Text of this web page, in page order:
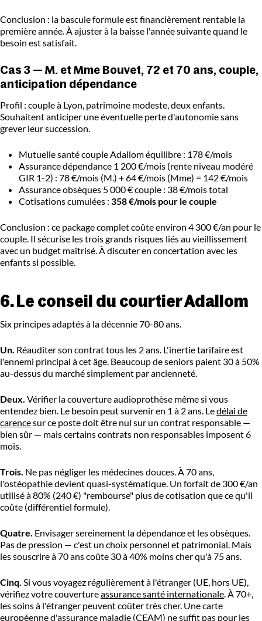
Conclusion : la bascule formule est financièrement rentable la
première année. À ajuster à la baisse l'année suivante quand le
besoin est satisfait.
Cas 3 — M. et Mme Bouvet, 72 et 70 ans, couple,
anticipation dépendance
Profil : couple à Lyon, patrimoine modeste, deux enfants.
Souhaitent anticiper une éventuelle perte d'autonomie sans
grever leur succession.
Mutuelle santé couple Adallom équilibre : 178 €/mois
Assurance dépendance 1 200 €/mois (rente niveau modéré
GIR 1-2) : 78 €/mois (M.) + 64 €/mois (Mme) = 142 €/mois
Assurance obsèques 5 000 € couple : 38 €/mois total
Cotisations cumulées : 358 €/mois pour le couple
Conclusion : ce package complet coûte environ 4 300 €/an pour le
couple. Il sécurise les trois grands risques liés au vieillissement
avec un budget maîtrisé. À discuter en concertation avec les
enfants si possible.
6. Le conseil du courtier Adallom
Six principes adaptés à la décennie 70-80 ans.
Un. Réauditer son contrat tous les 2 ans. L'inertie tarifaire est
l'ennemi principal à cet âge. Beaucoup de seniors paient 30 à 50%
au-dessus du marché simplement par ancienneté.
Deux. Vérifier la couverture audioprothèse même si vous
entendez bien. Le besoin peut survenir en 1 à 2 ans. Ledélai de
carencesur ce poste doit être nul sur un contrat responsable —
bien sûr — mais certains contrats non responsables imposent 6
mois.
Trois. Ne pas négliger les médecines douces. À 70 ans,
l'ostéopathie devient quasi-systématique. Un forfait de 300 €/an
utilisé à 80% (240 €) "rembourse" plus de cotisation que ce qu'il
coûte (différentiel formule).
Quatre. Envisager sereinement la dépendance et les obsèques.
Pas de pression — c'est un choix personnel et patrimonial. Mais
les souscrire à 70 ans coûte 30 à 40% moins cher qu'à 75 ans.
Cinq. Si vous voyagez régulièrement à l'étranger (UE, hors UE),
vérifiez votre couvertureassurance santé internationale . À 70+,
les soins à l'étranger peuvent coûter très cher. Une carte
européenne d'assurance maladie (CEAM) ne suffit pas pour les